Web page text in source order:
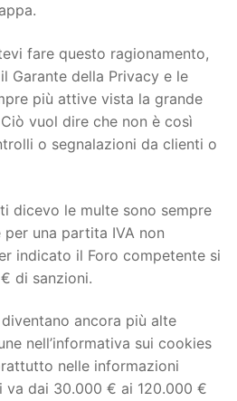
fare questo ragionamento,
Garante della Privacy e le
più attive vista la grande
vuol dire che non è così
o segnalazioni da clienti o
dicevo le multe sono sempre
una partita IVA non
indicato il Foro competente si
di sanzioni.
ancora più alte
nell’informativa sui cookies
nelle informazioni
va dai 30.000 € ai 120.000 €